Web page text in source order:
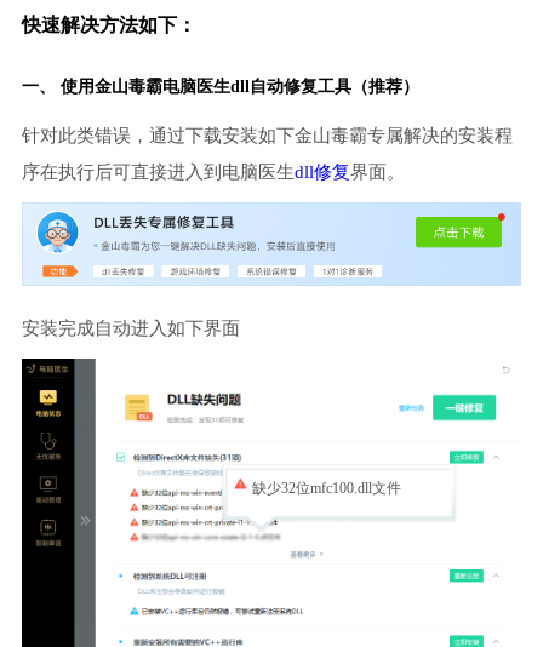
快速解决方法如下：
一、 使用金山毒霸电脑医生dll自动修复工具（推荐）
针对此类错误，通过下载安装如下金山毒霸专属解决的安装程
序在执行后可直接进入到电脑医生dll修复界面。
安装完成自动进入如下界面
缺少32位mfc100.dll文件